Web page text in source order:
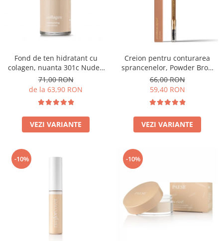
Fond de ten hidratant cu
colagen, nuanta 301c Nude -
30ml
71,00 RON
de la 63,90 RON
VEZI VARIANTE
Creion pentru conturarea
sprancenelor, Powder Brow
Pencil, nuanta Honey Blond -
1.19g
66,00 RON
59,40 RON
VEZI VARIANTE
-10% -10%